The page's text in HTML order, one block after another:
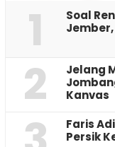
1
‎Soal
2
Jelang
Kanvas
Faris
Persik